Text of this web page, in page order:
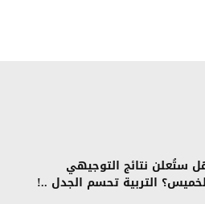
ستُعلن نتائج التوجيهي
التربية تحسم الجدل ..!